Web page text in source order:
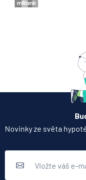
Novinky ze světa